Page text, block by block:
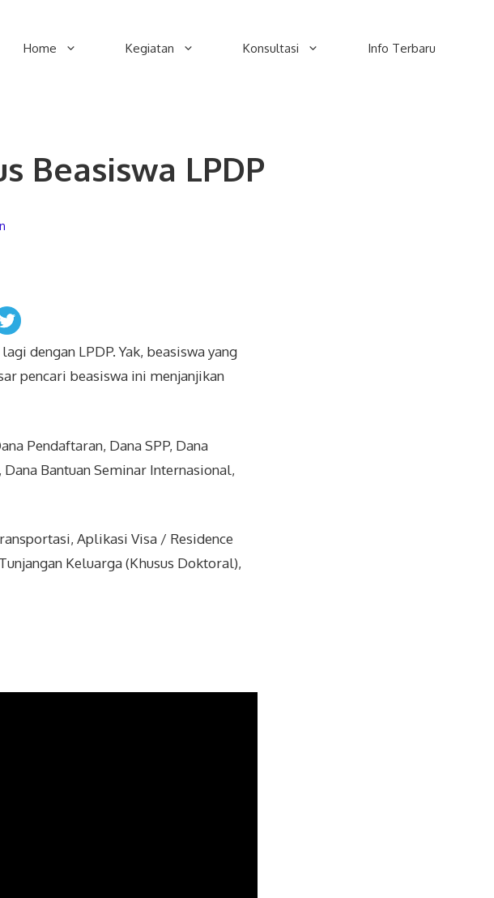
Home Kegiatan Konsultasi Info Terbaru
Beasiswa LPDP
dengan LPDP. Yak, beasiswa yang
pencari beasiswa ini menjanjikan
Pendaftaran, Dana SPP, Dana
Bantuan Seminar Internasional,
Aplikasi Visa / Residence
Keluarga (Khusus Doktoral),